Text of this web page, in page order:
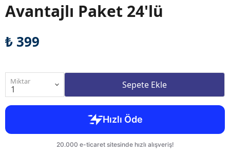
Avantajlı Paket 24'lü
₺ 399
Miktar Sepete Ekle